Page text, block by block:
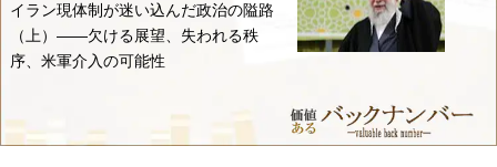
イラン現体制が迷い込んだ政治の隘路
（上）――欠ける展望、失われる秩
序、米軍介入の可能性